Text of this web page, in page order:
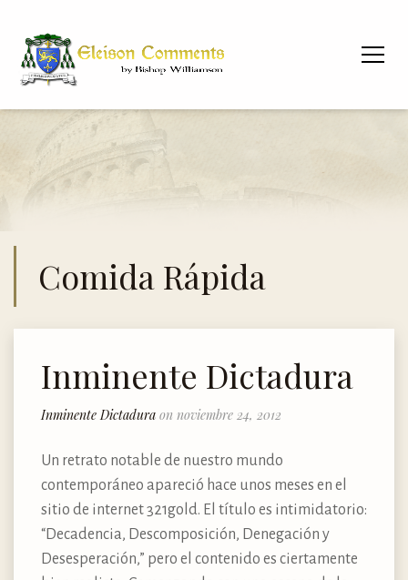
Comida Rápida
Inminente Dictadura
Inminente Dictadura on noviembre 24, 2012
Un retrato notable de nuestro mundo
contemporáneo apareció hace unos meses en el
sitio de internet 321gold. El título es intimidatorio:
“Decadencia, Descomposición, Denegación y
Desesperación,” pero el contenido es ciertamente